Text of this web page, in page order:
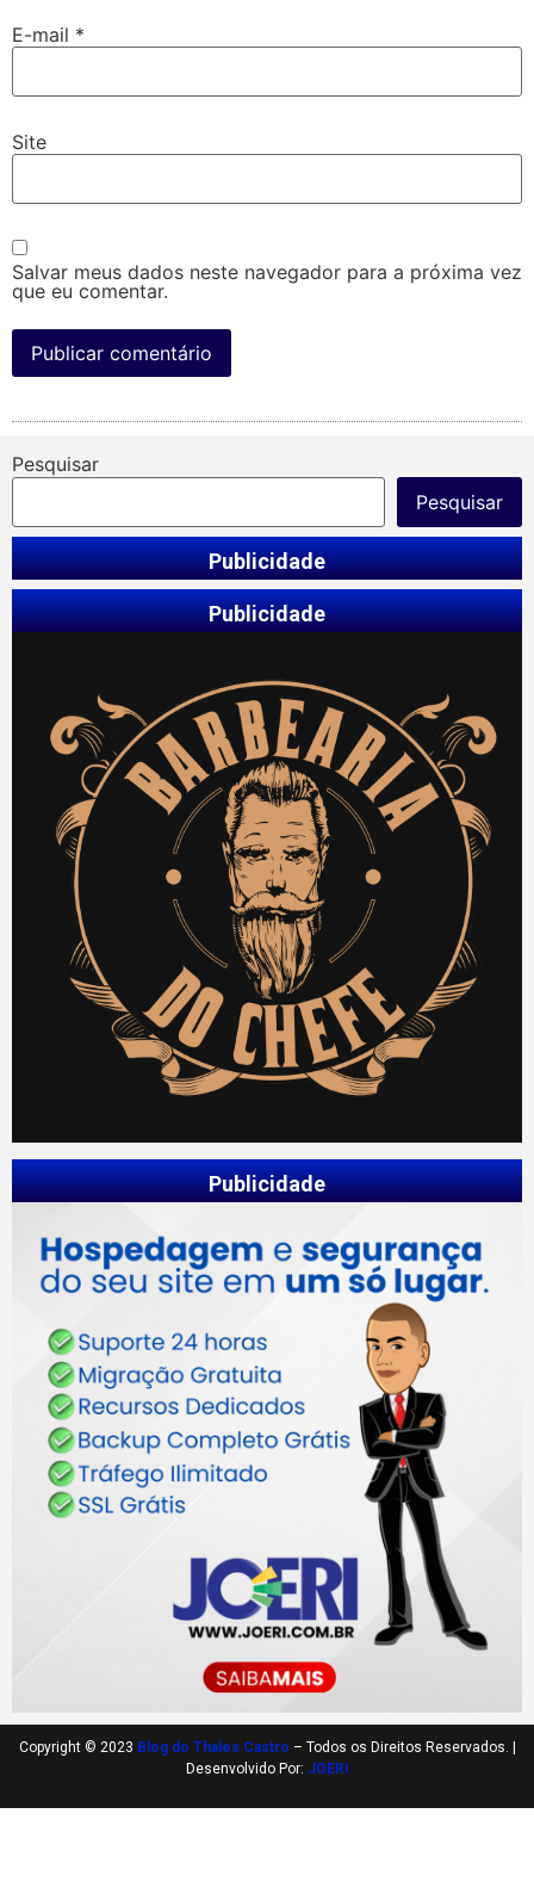
E-mail *
Site
Salvar meus dados neste navegador para a próxima vez
que eu comentar.
Pesquisar
Pesquisar
Publicidade
Publicidade
Publicidade
Copyright © 2023 Blog do Thales Castro – Todos os Direitos Reservados. |
Desenvolvido Por: JOERI